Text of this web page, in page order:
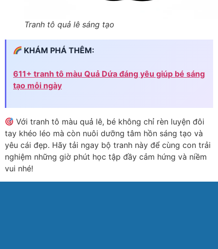
Tranh tô quả lê sáng tạo
KHÁM PHÁ THÊM:
611+ tranh tô màu Quả Dứa đáng yêu giúp bé sáng
tạo mỗi ngày
Với tranh tô màu quả lê, bé không chỉ rèn luyện đôi
tay khéo léo mà còn nuôi dưỡng tâm hồn sáng tạo và
yêu cái đẹp. Hãy tải ngay bộ tranh này để cùng con trải
nghiệm những giờ phút học tập đầy cảm hứng và niềm
vui nhé!